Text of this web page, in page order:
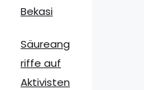
Bekasi
Säureang
riffe auf
Aktivisten